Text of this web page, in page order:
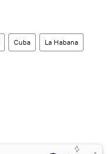
Cuba La Habana